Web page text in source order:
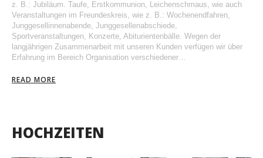
z. B.: Jubiläum. Taufe, Erstkommunion, Leichenschmaus, wie auch
Veranstaltungen im Freundeskreis, wie z. B.: Wochenendfahren,
Junggesellinnenabende, Junggesellenabschiede,
Sportveranstaltungen, Konzerte, Abiturientenbälle. Wegen der
langjährigen Zusammenarbeit mit unseren Kunden verfügen wir über
Erfahrung im Bereich Organisation verschiedener…
READ MORE
HOCHZEITEN